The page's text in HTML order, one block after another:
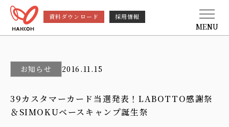
資料ダウンロード 採用情報
MENU
お知らせ 2016.11.15
39カスタマーカード当選発表！LABOTTO感謝祭
＆SIMOKUベースキャンプ誕生祭